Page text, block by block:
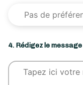
4. Rédigez le